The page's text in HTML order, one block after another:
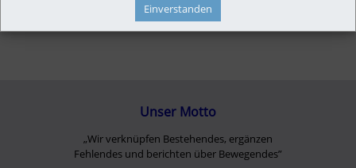
Unser Motto
„Wir verknüpfen Bestehendes, ergänzen
Fehlendes und berichten über Bewegendes”
Einverstanden